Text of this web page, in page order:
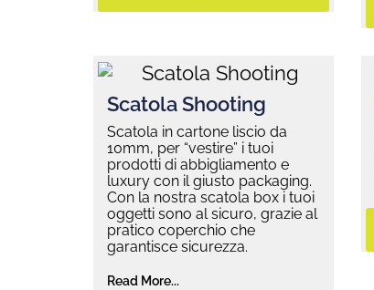
Scatola Shooting
Scatola in cartone liscio da
10mm, per “vestire” i tuoi
prodotti di abbigliamento e
luxury con il giusto packaging.
Con la nostra scatola box i tuoi
oggetti sono al sicuro, grazie al
pratico coperchio che
garantisce sicurezza.
Read More...